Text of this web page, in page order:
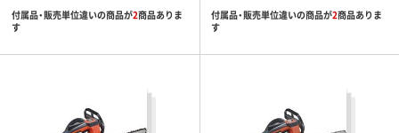
付属品・販売単位違いの商品が2商品ありま
す
付属品・販売単位違いの商品が2商品ありま
す